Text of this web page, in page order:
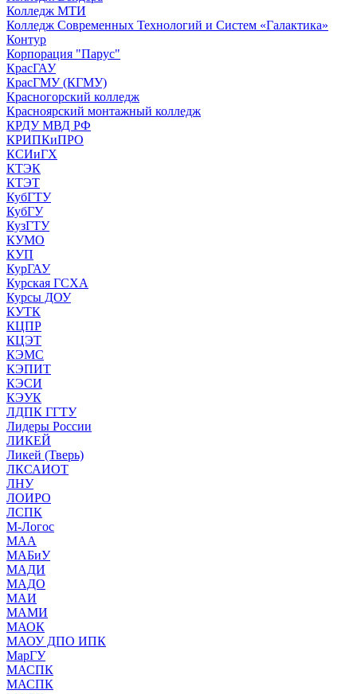
Колледж МТИ
Колледж Современных Технологий и Систем «Галактика»
Контур
Корпорация "Парус"
КрасГАУ
КрасГМУ (КГМУ)
Красногорский колледж
Красноярский монтажный колледж
КРДУ МВД РФ
КРИПКиПРО
КСИиГХ
КТЭК
КТЭТ
КубГТУ
КубГУ
КузГТУ
КУМО
КУП
КурГАУ
Курская ГСХА
Курсы ДОУ
КУТК
КЦПР
КЦЭТ
КЭМС
КЭПИТ
КЭСИ
КЭУК
ЛДПК ГГТУ
Лидеры России
ЛИКЕЙ
Ликей (Тверь)
ЛКСАИОТ
ЛНУ
ЛОИРО
ЛСПК
М-Логос
МАА
МАБиУ
МАДИ
МАДО
МАИ
МАМИ
МАОК
МАОУ ДПО ИПК
МарГУ
МАСПК
МАСПК